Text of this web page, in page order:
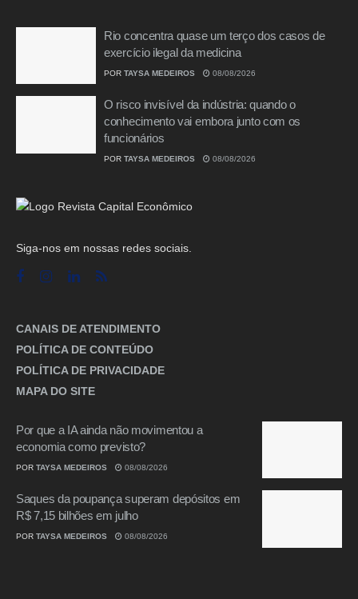
Rio concentra quase um terço dos casos de
exercício ilegal da medicina
POR TAYSA MEDEIROS 08/08/2026
O risco invisível da indústria: quando o
conhecimento vai embora junto com os
funcionários
POR TAYSA MEDEIROS 08/08/2026
Siga-nos em nossas redes sociais.
CANAIS DE ATENDIMENTO
POLÍTICA DE CONTEÚDO
POLÍTICA DE PRIVACIDADE
MAPA DO SITE
Por que a IA ainda não movimentou a
economia como previsto?
POR TAYSA MEDEIROS 08/08/2026
Saques da poupança superam depósitos em
R$ 7,15 bilhões em julho
POR TAYSA MEDEIROS 08/08/2026